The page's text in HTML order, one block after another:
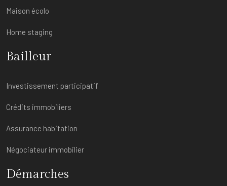
Maison écolo
Home staging
Bailleur
Investissement participatif
Crédits immobiliers
Assurance habitation
Négociateur immobilier
Démarches